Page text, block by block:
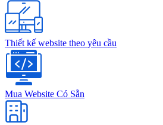
Thiết kế website theo yêu cầu
Mua Website Có Sẵn